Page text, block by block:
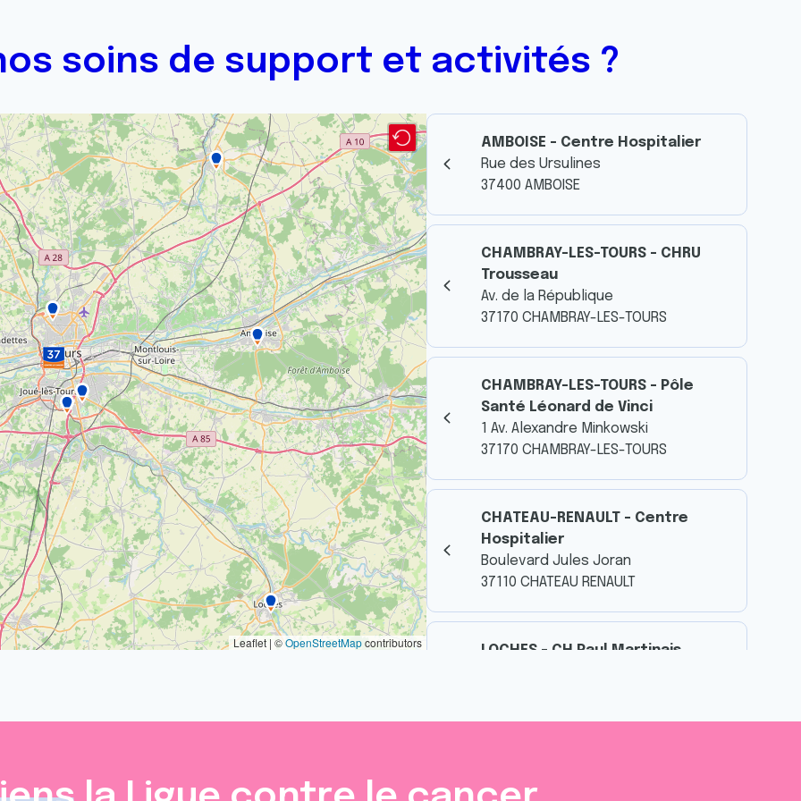
soins de support et activités ?
Leaflet | ©OpenStreetMapcontributors
AMBOISE - Centre Hospitalier
Rue des Ursulines
37400 AMBOISE
CHAMBRAY-LES-TOURS - CHRU
Trousseau
Av. de la République
37170 CHAMBRAY-LES-TOURS
CHAMBRAY-LES-TOURS - Pôle
Santé Léonard de Vinci
1 Av. Alexandre Minkowski
37170 CHAMBRAY-LES-TOURS
CHATEAU-RENAULT - Centre
Hospitalier
Boulevard Jules Joran
37110 CHATEAU RENAULT
LOCHES - CH Paul Martinais